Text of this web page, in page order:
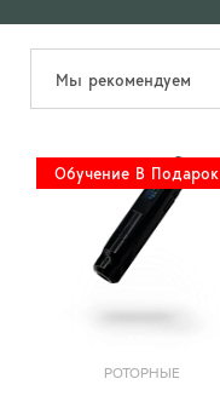
Мы рекомендуем
Обучение В Подарок
РОТОРНЫЕ